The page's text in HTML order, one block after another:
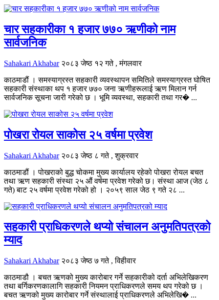
चार सहकारीका १ हजार ७७० ऋणीको नाम
सार्वजनिक
Sahakari Akhabar २०८३ जेष्ठ १२ गते , मंगलवार
काठमाडौं । समस्याग्रस्त सहकारी व्यवस्थापन समितिले समस्याग्रस्त घोषित
सहकारी संस्थाका थप १ हजार ७७० जना ऋणीहरूलाई ऋण मिलान गर्न
सार्वजनिक सूचना जारी गरेको छ । भूमि व्यवस्था, सहकारी तथा गर� ...
पोखरा रोयल साकोस २५ वर्षमा प्रवेश
Sahakari Akhabar २०८३ जेष्ठ ८ गते , शुक्रवार
काठमाडौं । पोखराको बुद्ध चोकमा मुख्य कार्यालय रहेको पोखरा रोयल बचत
तथा ऋण सहकारी संस्था २५ औं वर्षमा प्रवेश गरेको छ। संस्था आज (जेठ ८
गते) बाट २५ वर्षमा प्रवेश गरेको हो । २०५९ साल जेठ ९ गते २८ ...
सहकारी प्राधिकरणले थप्यो संचालन अनुमतिपत्रको
म्याद
Sahakari Akhabar २०८३ जेष्ठ ७ गते , विहीवार
काठमाडौ । बचत ऋणको मुख्य कारोबार गर्ने सहकारीको दर्ता अभिलेखिकरण
तथा बर्गिकरणकालागि सहकारी नियमन प्राधिकरणले समय थप गरेको छ ।
बचत ऋणको मुख्य कारोबार गर्ने संस्थालाई प्राधिकरणले अभिलेखि� ...